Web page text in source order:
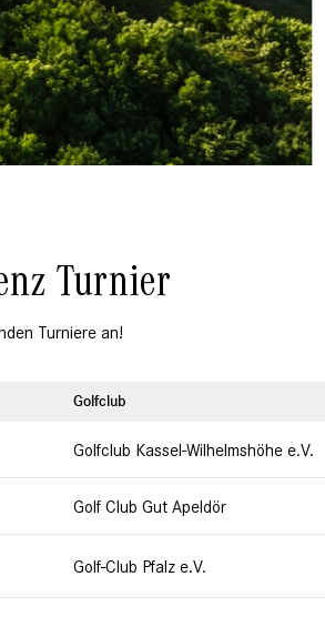
Turnier
Turniere an!
Golfclub
Golfclub Kassel-Wilhelmshöhe e.V.
Golf Club Gut Apeldör
Golf-Club Pfalz e.V.